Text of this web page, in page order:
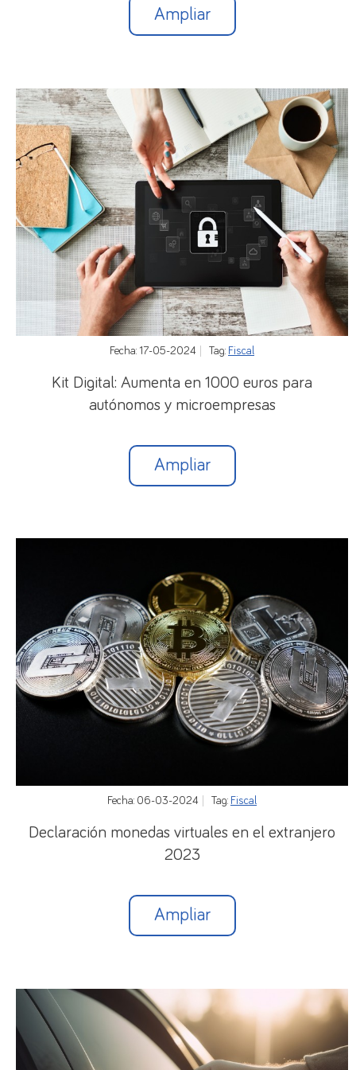
Ampliar
Fecha: 17-05-2024 Tag: Fiscal
Kit Digital: Aumenta en 1000 euros para
autónomos y microempresas
Ampliar
Fecha: 06-03-2024 Tag: Fiscal
Declaración monedas virtuales en el extranjero
2023
Ampliar